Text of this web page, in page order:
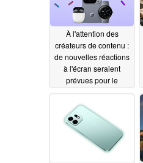
À l'attention des
créateurs de contenu :
de nouvelles réactions
à l'écran seraient
prévues pour le
06/16/2026